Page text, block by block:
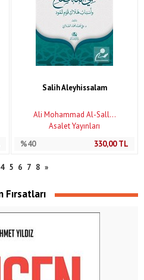
Salih Aleyhissalam
Ali Mohammad Al-Sall...
Asalet Yayınları
%40
330,00TL
4 5 6 7 8 »
Fırsatları